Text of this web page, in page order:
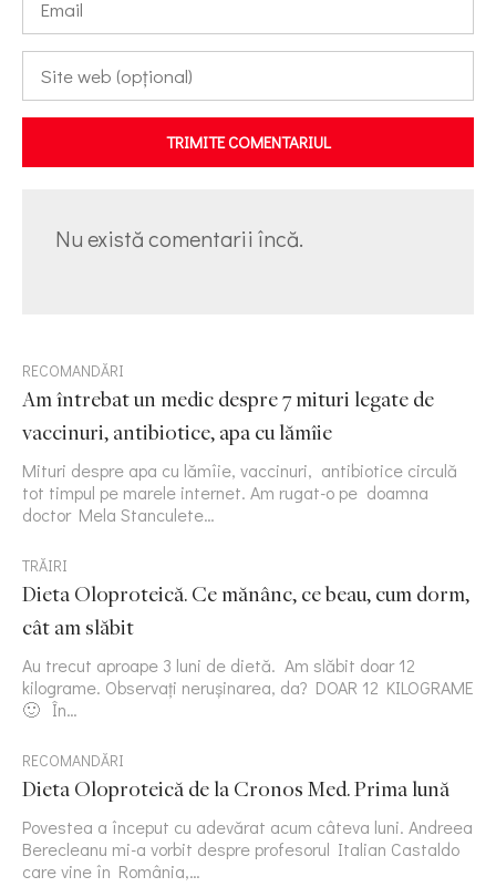
TRIMITE COMENTARIUL
Nu există comentarii încă.
RECOMANDĂRI
Am întrebat un medic despre 7 mituri legate de
vaccinuri, antibiotice, apa cu lămîie
Mituri despre apa cu lămîie, vaccinuri, antibiotice circulă
tot timpul pe marele internet. Am rugat-o pe doamna
doctor Mela Stanculete…
TRĂIRI
Dieta Oloproteică. Ce mănânc, ce beau, cum dorm,
cât am slăbit
Au trecut aproape 3 luni de dietă. Am slăbit doar 12
kilograme. Observați nerușinarea, da? DOAR 12 KILOGRAME
🙂 În…
RECOMANDĂRI
Dieta Oloproteică de la Cronos Med. Prima lună
Povestea a început cu adevărat acum câteva luni. Andreea
Berecleanu mi-a vorbit despre profesorul Italian Castaldo
care vine în România,…